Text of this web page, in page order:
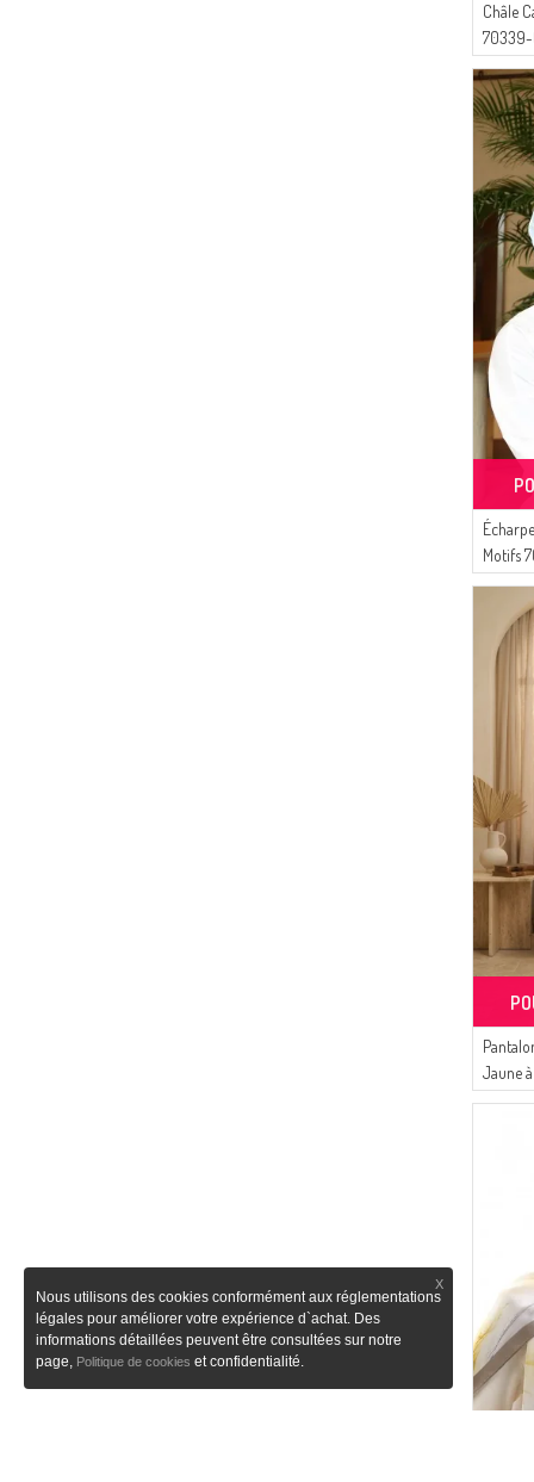
Châle
70339-
Motifs
Jaune
0334-
X
Nous utilisons des cookies conformément aux réglementations
légales pour améliorer votre expérience d`achat. Des
informations détaillées peuvent être consultées sur notre
page, Politique de cookies et confidentialité.